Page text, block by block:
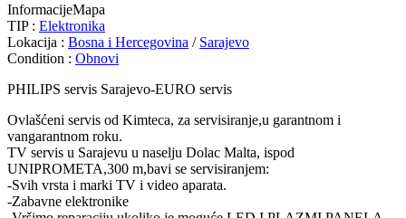
InformacijeMapa
TIP : Elektronika
Lokacija : Bosna i Hercegovina / Sarajevo
Condition : Obnovi
PHILIPS servis Sarajevo-EURO servis
Ovlašćeni servis od Kimteca, za servisiranje,u garantnom i
vangarantnom roku.
TV servis u Sarajevu u naselju Dolac Malta, ispod
UNIPROMETA,300 m,bavi se servisiranjem:
-Svih vrsta i marki TV i video aparata.
-Zabavne elektronike